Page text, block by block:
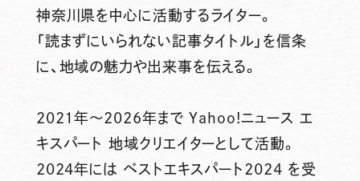
神奈川県を中心に活動するライター。
「読まずにいられない記事タイトル」を信条
に、地域の魅力や出来事を伝える。
2021年～2026年まで Yahoo!ニュース エ
キスパート 地域クリエイターとして活動。
2024年には ベストエキスパート2024 を受